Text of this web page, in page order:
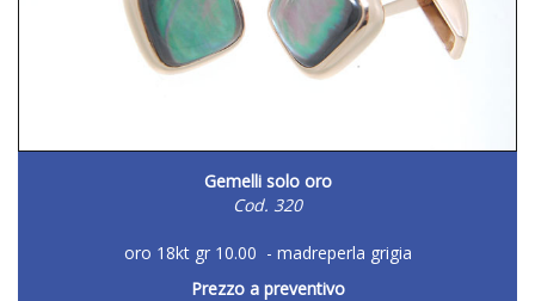
Gemelli solo oro
Cod. 320
oro 18kt gr 10.00 - madreperla grigia
Prezzo a preventivo